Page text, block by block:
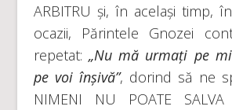
ARBITRU și, în același timp,
ocazii, Părintele Gnozei
repetat: „Nu mă urmați pe
pe voi înșivă”, dorind să ne
NIMENI NU POATE